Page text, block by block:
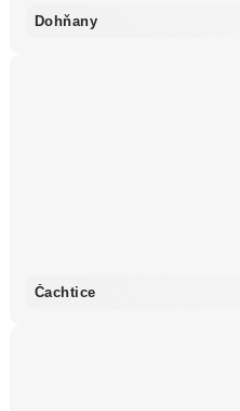
Dohňany
Čachtice